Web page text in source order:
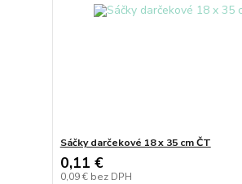
Sáčky darčekové 18 x 35 cm ČT
0,11 €
0,09 € bez DPH